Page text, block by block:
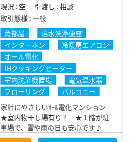
現況 空 引渡し 相談
取引態様 一般
角部屋
温水洗浄便座
インターホン
冷暖房エアコン
オール電化
IHクッキングヒーター
室内洗濯機置場
電気温水器
フローリング
バルコニー
家計にやさしいｵｰﾙ電化マンション
★室内物干し場有り！ ★１階が駐
車場で、雪や雨の日も安心です♪